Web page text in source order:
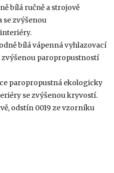
bílá ručně a strojově
se zvýšenou
bílá vápenná vyhlazovací
zvýšenou paropropustností
paropropustná ekologicky
se zvýšenou kryvostí.
odstín 0019 ze vzorníku